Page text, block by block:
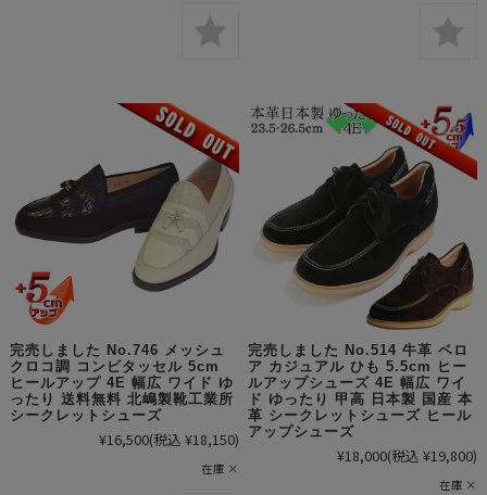
完売しました No.746 メッシュ
クロコ調 コンビタッセル 5cm
ヒールアップ 4E 幅広 ワイド ゆ
ったり 送料無料 北嶋製靴工業所
シークレットシューズ
¥16,500(税込 ¥18,150)
在庫 ×
完売しました No.514 牛革 ベロ
ア カジュアル ひも 5.5cm ヒー
ルアップシューズ 4E 幅広 ワイ
ド ゆったり 甲高 日本製 国産 本
革 シークレットシューズ ヒール
アップシューズ
¥18,000(税込 ¥19,800)
在庫 ×